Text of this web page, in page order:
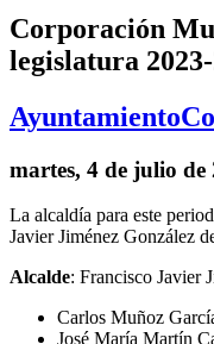
Corporación
legislatura
Ayuntamiento
martes, 4 de julio de
La alcaldía para este
Javier Jiménez González
Alcalde: Francisco Javier
Carlos Muñoz
José María Martín